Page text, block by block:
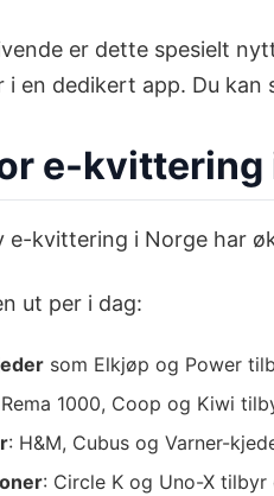
er dette spesielt
i en dedikert app. Du
e-
e-kvittering i Norge har
ut per i dag:
som Elkjøp og Power
1000, Coop og Kiwi
: H&M, Cubus og Varner-
: Circle K og Uno-X